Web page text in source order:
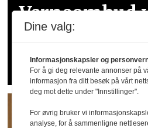
Verneombud
fikk sparken -
arbeidsgiver
Dine valg:
Informasjonskapsler og
For å gi deg relevante annonser på
informasjon fra ditt besøk på vårt
deg mot dette under "Innstillinger".
For øvrig bruker vi
analyse, for å sammenligne